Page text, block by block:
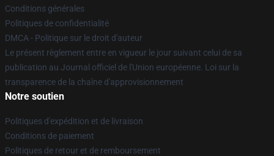
Conditions générales
Politiques de confidentialité
DMCA - Politique sur le droit d'auteur
Le présent règlement entre en vigueur le jour suivant celui de sa
publication au Journal officiel de l'Union européenne. Loi sur la
transparence de la chaîne d'approvisionnement
Notre soutien
Politiques d'expédition et de livraison
Conditions de paiement
Politiques de retour et de remboursement